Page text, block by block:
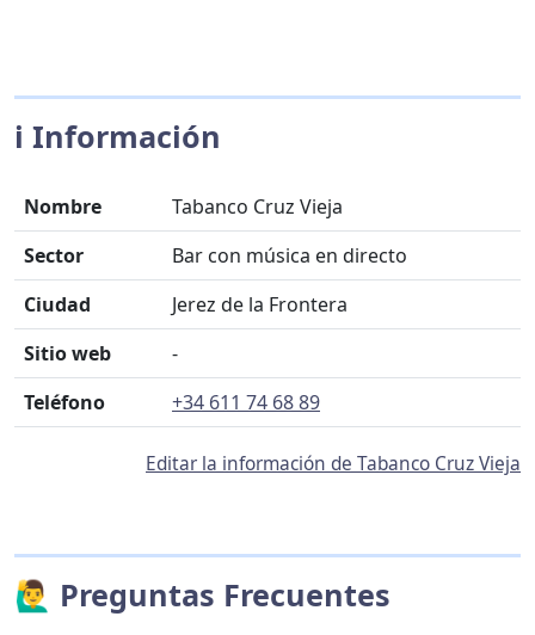
ℹ️ Información
Nombre
Tabanco Cruz Vieja
Sector
Bar con música en directo
Ciudad
Jerez de la Frontera
Sitio web
-
Teléfono
+34 611 74 68 89
Editar la información de Tabanco Cruz Vieja
🙋‍♂️ Preguntas Frecuentes